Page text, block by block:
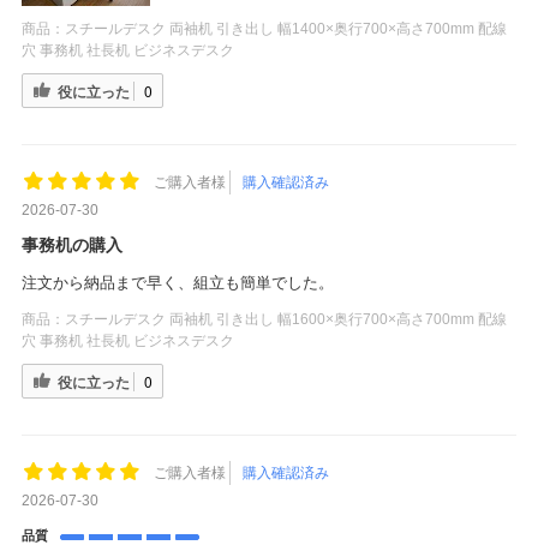
商品： スチールデスク 両袖机 引き出し 幅1400×奥行700×高さ700mm 配線
穴 事務机 社長机 ビジネスデスク
役に立った 0
ご購入者様
購入確認済み
2026-07-30
事務机の購入
注文から納品まで早く、組立も簡単でした。
商品： スチールデスク 両袖机 引き出し 幅1600×奥行700×高さ700mm 配線
穴 事務机 社長机 ビジネスデスク
役に立った 0
ご購入者様
購入確認済み
2026-07-30
品質